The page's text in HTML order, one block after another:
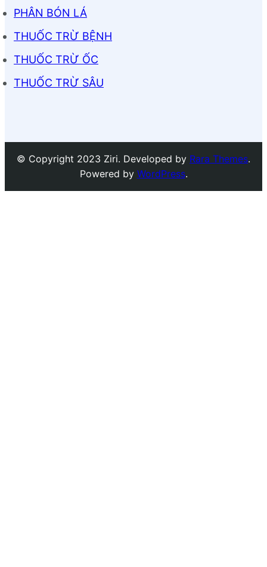
PHÂN BÓN LÁ
THUỐC TRỪ BỆNH
THUỐC TRỪ ỐC
THUỐC TRỪ SÂU
© Copyright 2023 Ziri. Developed by Rara Themes.
Powered by WordPress.